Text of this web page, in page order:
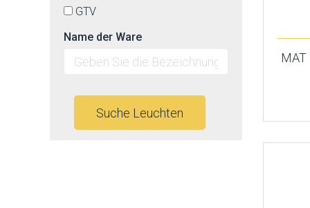
MAT
GTV
Name der Ware
Suche Leuchten